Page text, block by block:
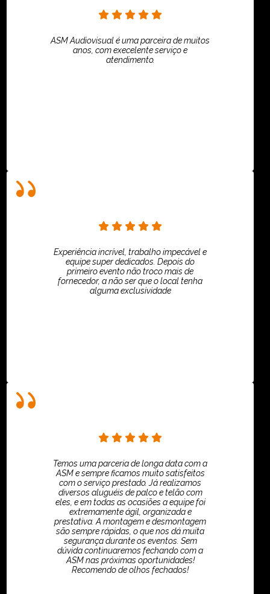
ASM Audiovisual é uma parceira de muitos
anos, com execelente serviço e
atendimento.
Experiência incrível, trabalho impecável e
equipe super dedicados. Depois do
primeiro evento não troco mais de
fornecedor, a não ser que o local tenha
alguma exclusividade
Temos uma parceria de longa data com a
ASM e sempre ficamos muito satisfeitos
com o serviço prestado. Já realizamos
diversos aluguéis de palco e telão com
eles, e em todas as ocasiões a equipe foi
extremamente ágil, organizada e
prestativa. A montagem e desmontagem
são sempre rápidas, o que nos dá muita
segurança durante os eventos. Sem
dúvida continuaremos fechando com a
ASM nas próximas oportunidades!
Recomendo de olhos fechados!